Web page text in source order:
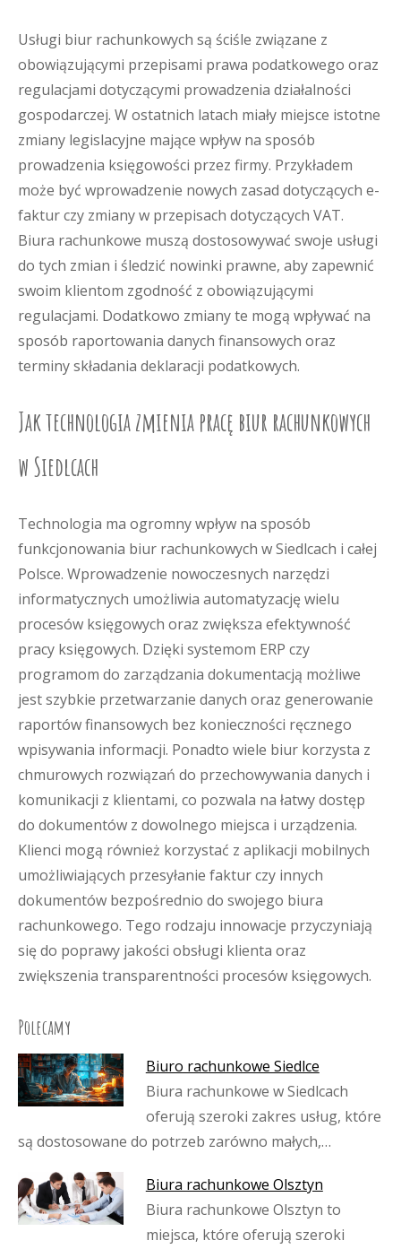
Usługi biur rachunkowych są ściśle związane z
obowiązującymi przepisami prawa podatkowego oraz
regulacjami dotyczącymi prowadzenia działalności
gospodarczej. W ostatnich latach miały miejsce istotne
zmiany legislacyjne mające wpływ na sposób
prowadzenia księgowości przez firmy. Przykładem
może być wprowadzenie nowych zasad dotyczących e-
faktur czy zmiany w przepisach dotyczących VAT.
Biura rachunkowe muszą dostosowywać swoje usługi
do tych zmian i śledzić nowinki prawne, aby zapewnić
swoim klientom zgodność z obowiązującymi
regulacjami. Dodatkowo zmiany te mogą wpływać na
sposób raportowania danych finansowych oraz
terminy składania deklaracji podatkowych.
Jak technologia zmienia pracę biur rachunkowych
w Siedlcach
Technologia ma ogromny wpływ na sposób
funkcjonowania biur rachunkowych w Siedlcach i całej
Polsce. Wprowadzenie nowoczesnych narzędzi
informatycznych umożliwia automatyzację wielu
procesów księgowych oraz zwiększa efektywność
pracy księgowych. Dzięki systemom ERP czy
programom do zarządzania dokumentacją możliwe
jest szybkie przetwarzanie danych oraz generowanie
raportów finansowych bez konieczności ręcznego
wpisywania informacji. Ponadto wiele biur korzysta z
chmurowych rozwiązań do przechowywania danych i
komunikacji z klientami, co pozwala na łatwy dostęp
do dokumentów z dowolnego miejsca i urządzenia.
Klienci mogą również korzystać z aplikacji mobilnych
umożliwiających przesyłanie faktur czy innych
dokumentów bezpośrednio do swojego biura
rachunkowego. Tego rodzaju innowacje przyczyniają
się do poprawy jakości obsługi klienta oraz
zwiększenia transparentności procesów księgowych.
Polecamy
Biuro rachunkowe Siedlce
Biura rachunkowe w Siedlcach
oferują szeroki zakres usług, które
są dostosowane do potrzeb zarówno małych,…
Biura rachunkowe Olsztyn
Biura rachunkowe Olsztyn to
miejsca, które oferują szeroki